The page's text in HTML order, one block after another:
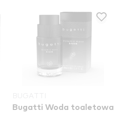
Bugatti Woda toaletowa